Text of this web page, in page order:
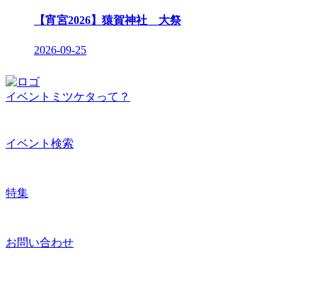
【宵宮2026】猿賀神社 大祭
2026-09-25
イベントミツケタって？
イベント検索
特集
お問い合わせ